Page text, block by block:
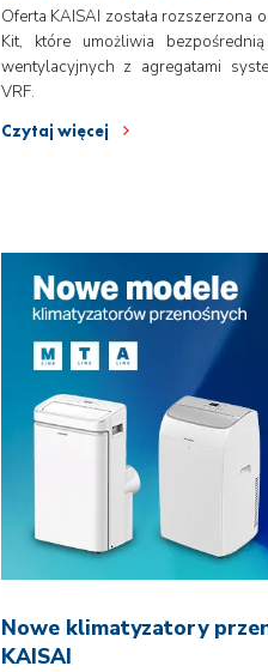
Oferta KAISAI została rozszerzona
Kit, które umożliwia
wentylacyjnych z agregatami
VRF.
Czytaj więcej
Nowe klimatyzatory
KAISAI